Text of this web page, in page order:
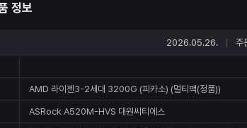
정보
2026.05.26. 주
AMD 라이젠3-2세대 3200G (피카소) (멀티팩(정품))
ASRock A520M-HVS 대원씨티에스